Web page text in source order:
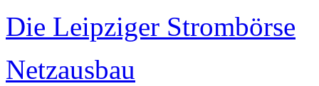
Die Leipziger Strombörse
Netzausbau